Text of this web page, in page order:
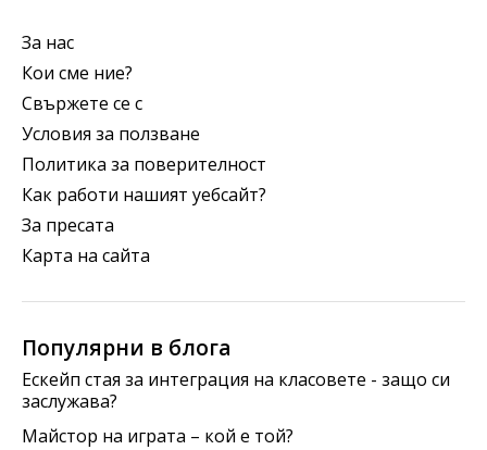
За нас
Кои сме ние?
Свържете се с
Условия за ползване
Политика за поверителност
Как работи нашият уебсайт?
За пресата
Карта на сайта
Популярни в блога
Ескейп стая за интеграция на класовете - защо си
заслужава?
Майстор на играта – кой е той?